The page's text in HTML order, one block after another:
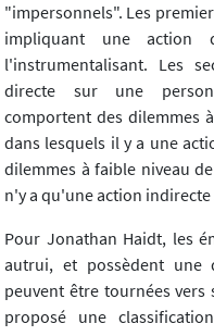
"impersonnels". Les
impliquant une action
l'instrumentalisant. Les
directe sur une
comportent des dilemmes
dans lesquels il y a une
dilemmes à faible niveau
n'y a qu'une action
Pour Jonathan Haidt, les
autrui, et possèdent une
peuvent être tournées
proposé une